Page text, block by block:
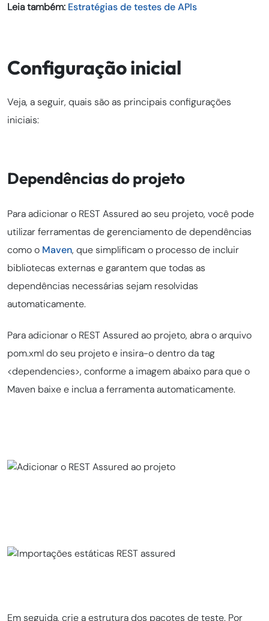
Leia também: Estratégias de testes de APIs
Configuração inicial
Veja, a seguir, quais são as principais configurações
iniciais:
Dependências do projeto
Para adicionar o REST Assured ao seu projeto, você pode
utilizar ferramentas de gerenciamento de dependências
como o Maven, que simplificam o processo de incluir
bibliotecas externas e garantem que todas as
dependências necessárias sejam resolvidas
automaticamente.
Para adicionar o REST Assured ao projeto, abra o arquivo
pom.xml do seu projeto e insira-o dentro da tag
<dependencies>, conforme a imagem abaixo para que o
Maven baixe e inclua a ferramenta automaticamente.
Em seguida, crie a estrutura dos pacotes de teste. Por